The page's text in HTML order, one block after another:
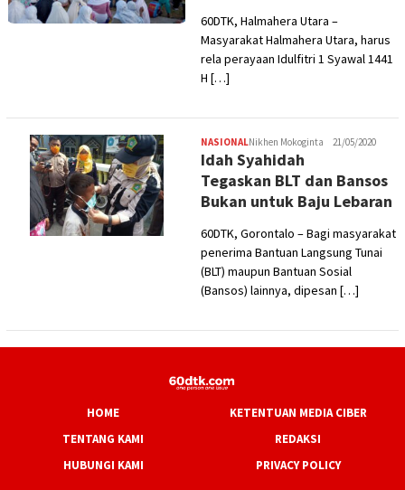
60DTK, Halmahera Utara –
Masyarakat Halmahera Utara, harus
rela perayaan Idulfitri 1 Syawal 1441
H […]
NASIONALNikhen Mokoginta 21/05/2020
Idah Syahidah
Tegaskan BLT dan Bansos
Bukan untuk Baju Lebaran
60DTK, Gorontalo – Bagi masyarakat
penerima Bantuan Langsung Tunai
(BLT) maupun Bantuan Sosial
(Bansos) lainnya, dipesan […]
HOME
KETENTUAN MEDIA CIBER
TENTANG KAMI
REDAKSI
HUBUNGI KAMI
PRIVACY POLICY